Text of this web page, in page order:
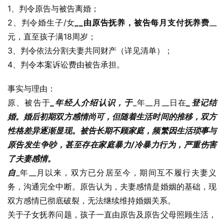
1、判令原告与被告离婚；
2、判令婚生子/女
_由原告抚养，被告每月支付抚养费
元，直至孩子满18周岁；
3、判令依法分割夫妻共同财产（详见清单）；
4、判令本案诉讼费由被告承担。
事实与理由：
原、被告于 _年经人介绍认识，于_年__月__日在
_登记结
婚。婚后初期双方感情尚可，但随着生活时间的推移，双方
性格差异逐渐显现。被告长期不顾家庭，频繁因生活琐事与
原告发生争吵，甚至存在家庭暴力/冷暴力行为，严重伤害
了夫妻感情。
自 _年__月以来，双方已分居至今，期间互不履行夫妻义
务，沟通完全中断。原告认为，夫妻感情是婚姻的基础，现
双方感情已彻底破裂，无法继续维持婚姻关系。
关于子女抚养问题，孩子一直由原告及原告父母照顾生活，